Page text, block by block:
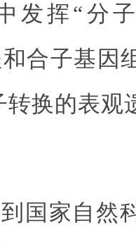
发挥“分
和合子基因
转换的表观
国家自然